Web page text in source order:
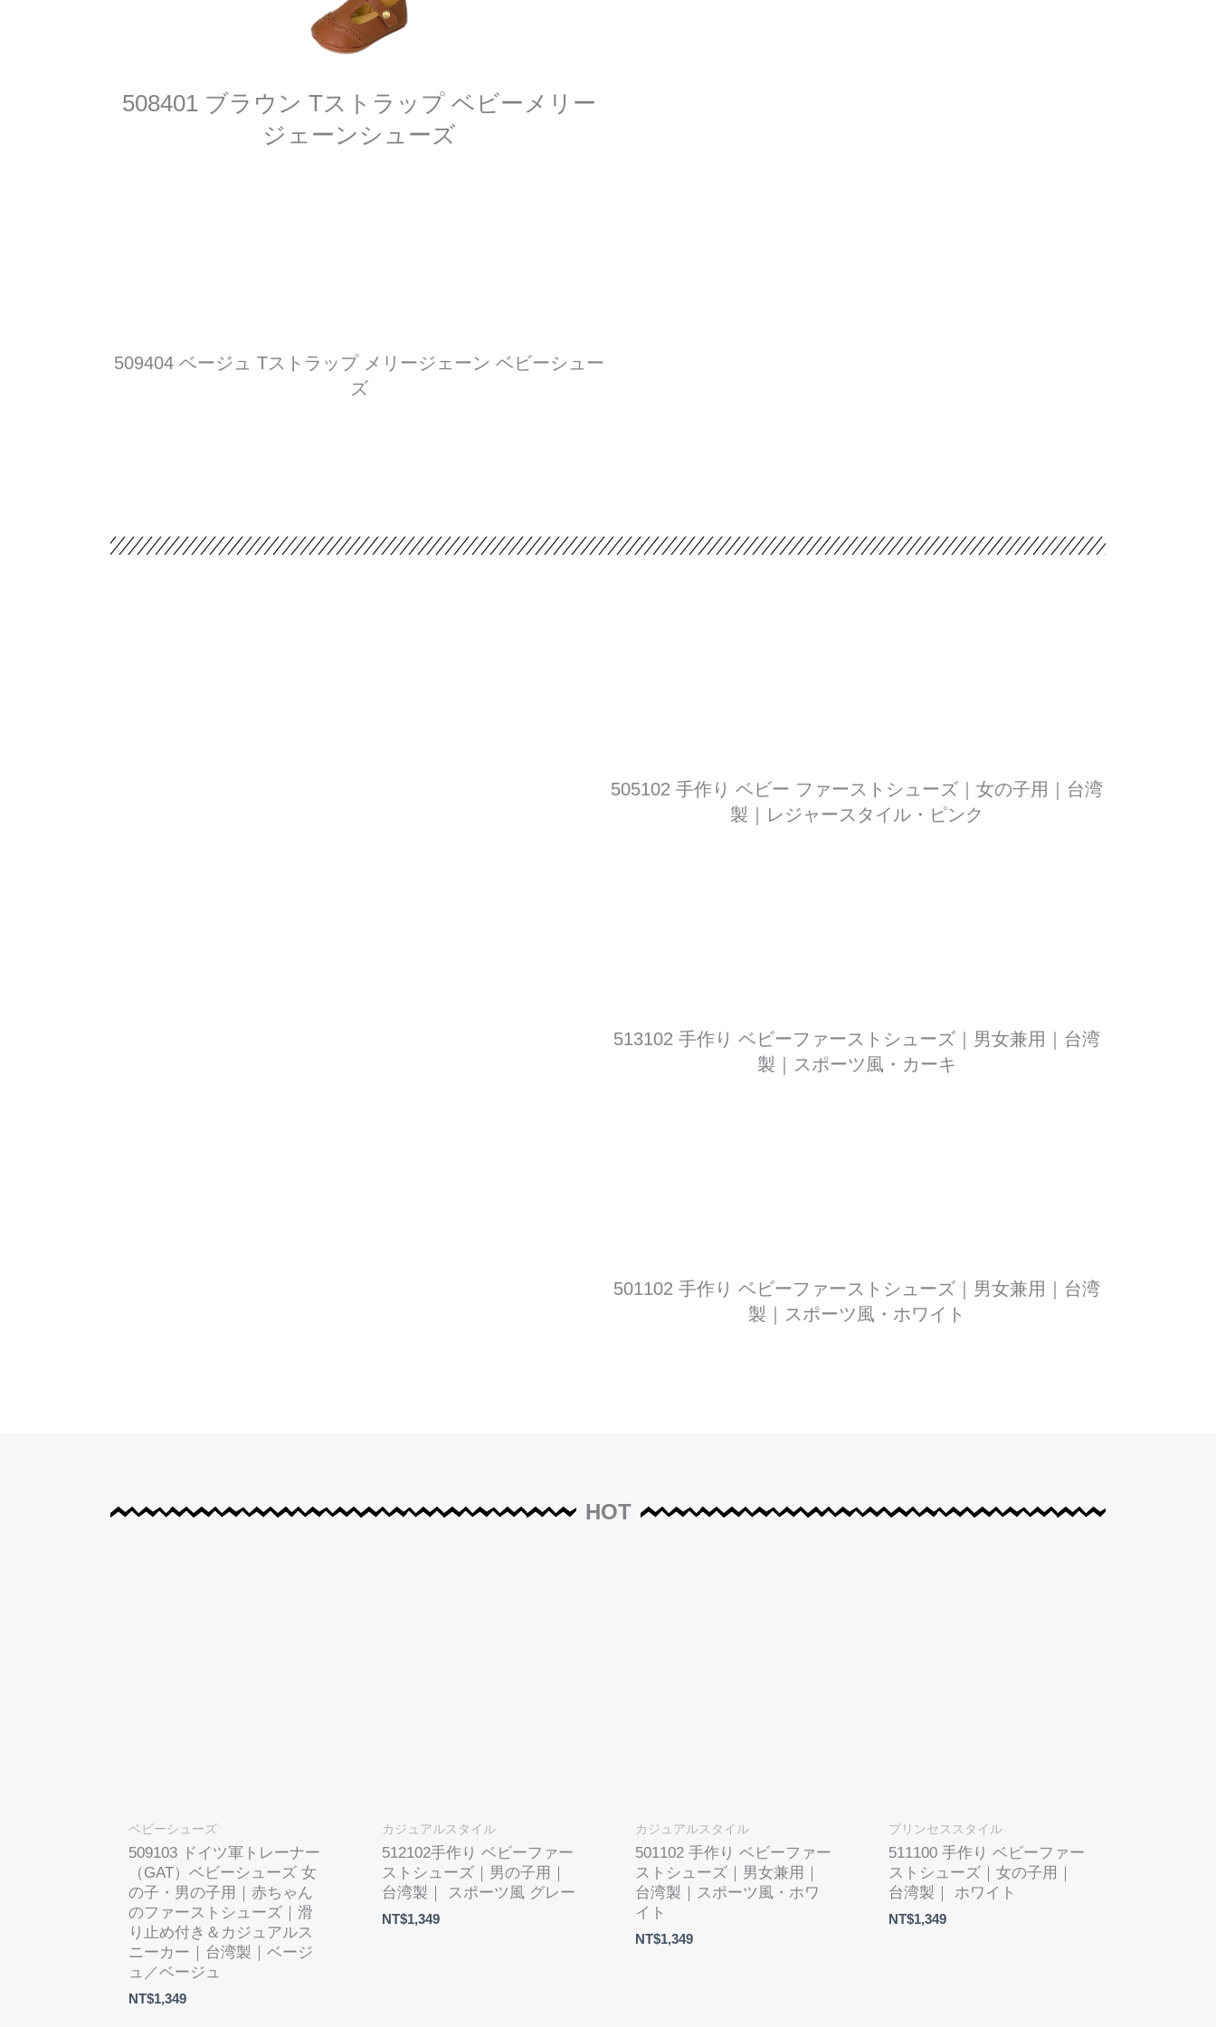
508401 ブラウン Tストラップ ベビーメリー
ジェーンシューズ
509404 ベージュ Tストラップ メリージェーン ベビーシュー
ズ
505102 手作り ベビー ファーストシューズ｜女の子用｜台湾
製｜レジャースタイル・ピンク
513102 手作り ベビーファーストシューズ｜男女兼用｜台湾
製｜スポーツ風・カーキ
501102 手作り ベビーファーストシューズ｜男女兼用｜台湾
製｜スポーツ風・ホワイト
HOT
ベビーシューズ
509103 ドイツ軍トレーナー
（GAT）ベビーシューズ 女
の子・男の子用｜赤ちゃん
のファーストシューズ｜滑
り止め付き＆カジュアルス
ニーカー｜台湾製｜ベージ
ュ／ベージュ
NT$1,349
カジュアルスタイル
512102手作り ベビーファー
ストシューズ｜男の子用｜
台湾製｜ スポーツ風 グレー
NT$1,349
カジュアルスタイル
501102 手作り ベビーファー
ストシューズ｜男女兼用｜
台湾製｜スポーツ風・ホワ
イト
NT$1,349
プリンセススタイル
511100 手作り ベビーファー
ストシューズ｜女の子用｜
台湾製｜ ホワイト
NT$1,349